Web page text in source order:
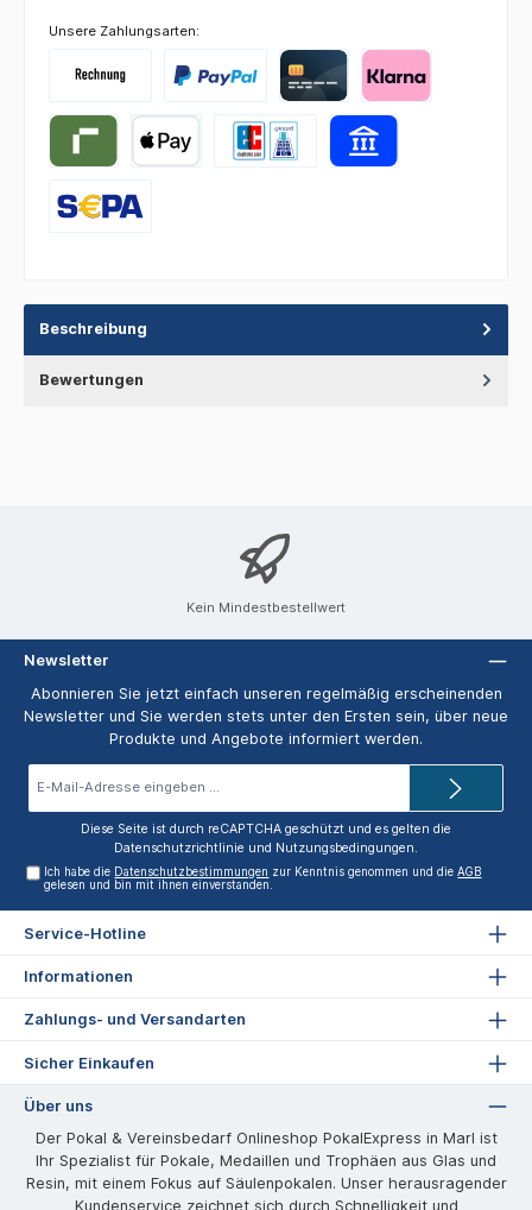
Unsere Zahlungsarten:
Beschreibung
Bewertungen
Kein Mindestbestellwert
Newsletter
Abonnieren Sie jetzt einfach unseren regelmäßig erscheinenden
Newsletter und Sie werden stets unter den Ersten sein, über neue
Produkte und Angebote informiert werden.
Diese Seite ist durch reCAPTCHA geschützt und es gelten die
Datenschutzrichtlinie und Nutzungsbedingungen.
Ich habe die Datenschutzbestimmungen zur Kenntnis genommen und dieAGB
gelesen und bin mit ihnen einverstanden.
Service-Hotline
Informationen
Zahlungs- und Versandarten
Sicher Einkaufen
Über uns
Der Pokal & Vereinsbedarf Onlineshop PokalExpress in Marl ist
Ihr Spezialist für Pokale, Medaillen und Trophäen aus Glas und
Resin, mit einem Fokus auf Säulenpokalen. Unser herausragender
Kundenservice zeichnet sich durch Schnelligkeit und